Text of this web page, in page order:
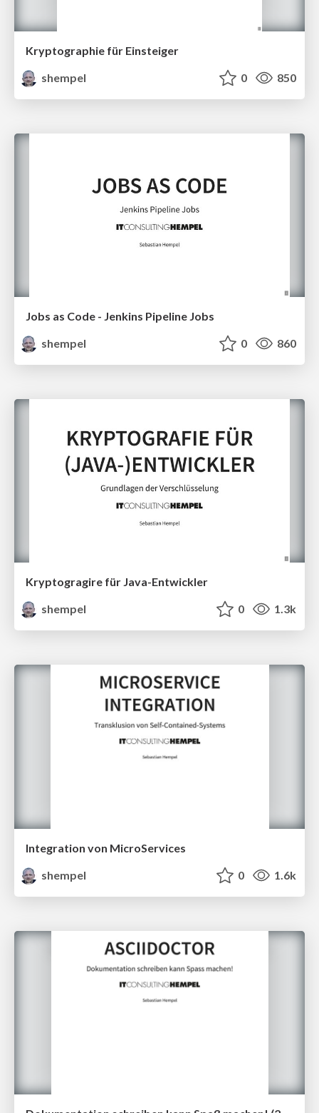
Kryptographie für Einsteiger
shempel
0 850
Jobs as Code - Jenkins Pipeline Jobs
shempel
0 860
Kryptogragire für Java-Entwickler
shempel
0 1.3k
Integration von MicroServices
shempel
0 1.6k